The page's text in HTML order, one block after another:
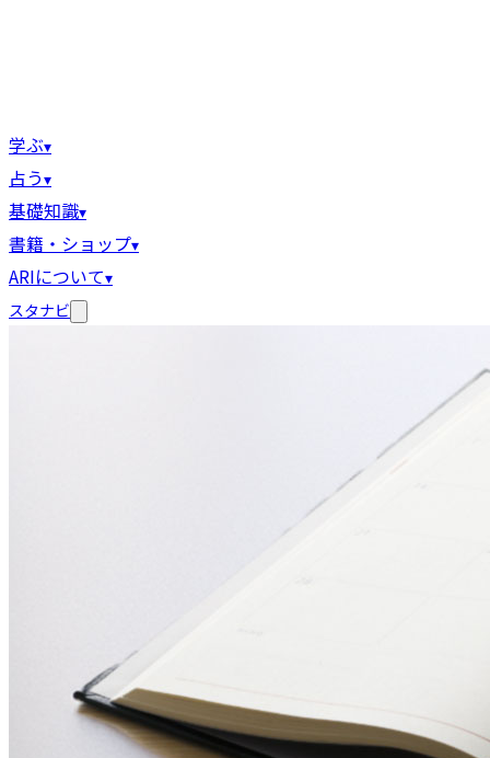
学ぶ▾
占う▾
基礎知識▾
書籍・ショップ▾
ARIについて▾
スタナビ